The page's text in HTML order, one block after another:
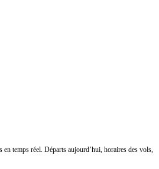
temps réel. Départs aujourd’hui, horaires des vols,